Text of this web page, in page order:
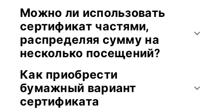
Можно ли использовать
сертификат частями,
распределяя сумму на
несколько посещений?
keyboard_arrow_down
Как приобрести
бумажный вариант
сертификата
keyboard_arrow_down